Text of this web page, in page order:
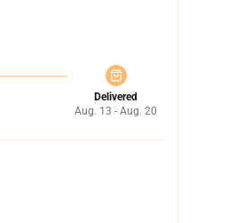
Delivered
Aug. 13 - Aug. 20